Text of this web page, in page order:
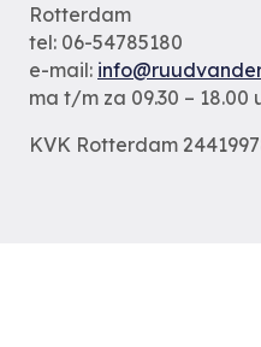
Rotterdam
tel: 06-54785180
e-mail:
ma t/m za 09.30 – 18.00
KVK Rotterdam